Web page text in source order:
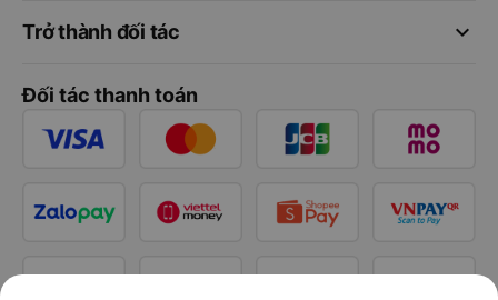
keyboard_arrow_down
Trở thành đối tác
Đối tác thanh toán